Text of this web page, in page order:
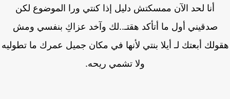
أنا لحد الآن ممسكتش دليل إذا كنتي ورا الموضوع لكن
صدقيني أول ما أتأكد هقتـ..لك وآخد عزاكِ بنفسي ومش
أبعتك لـ أيلا بنتي لأنها في مكان جميل عمرك ما تطوليه
ولا تشمي ريحه.